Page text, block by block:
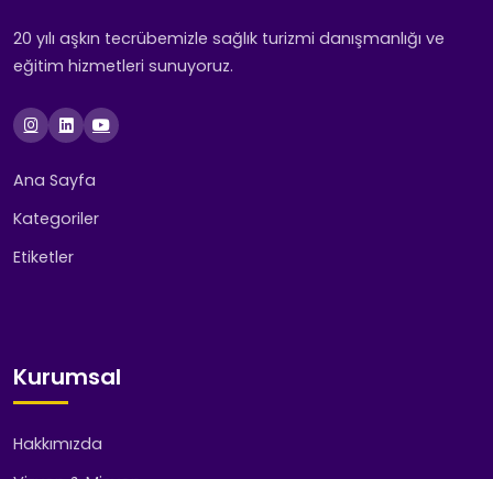
20 yılı aşkın tecrübemizle sağlık turizmi danışmanlığı ve
eğitim hizmetleri sunuyoruz.
Ana Sayfa
Kategoriler
Etiketler
Kurumsal
Hakkımızda